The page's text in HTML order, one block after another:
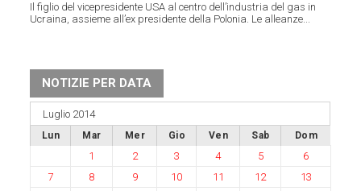
Il figlio del vicepresidente USA al centro dell’industria del gas in
Ucraina, assieme all’ex presidente della Polonia. Le alleanze...
NOTIZIE PER DATA
Luglio 2014
Lun Mar Mer Gio Ven Sab Dom
1 2 3 4 5
6
7
8 9 10 11 12
13